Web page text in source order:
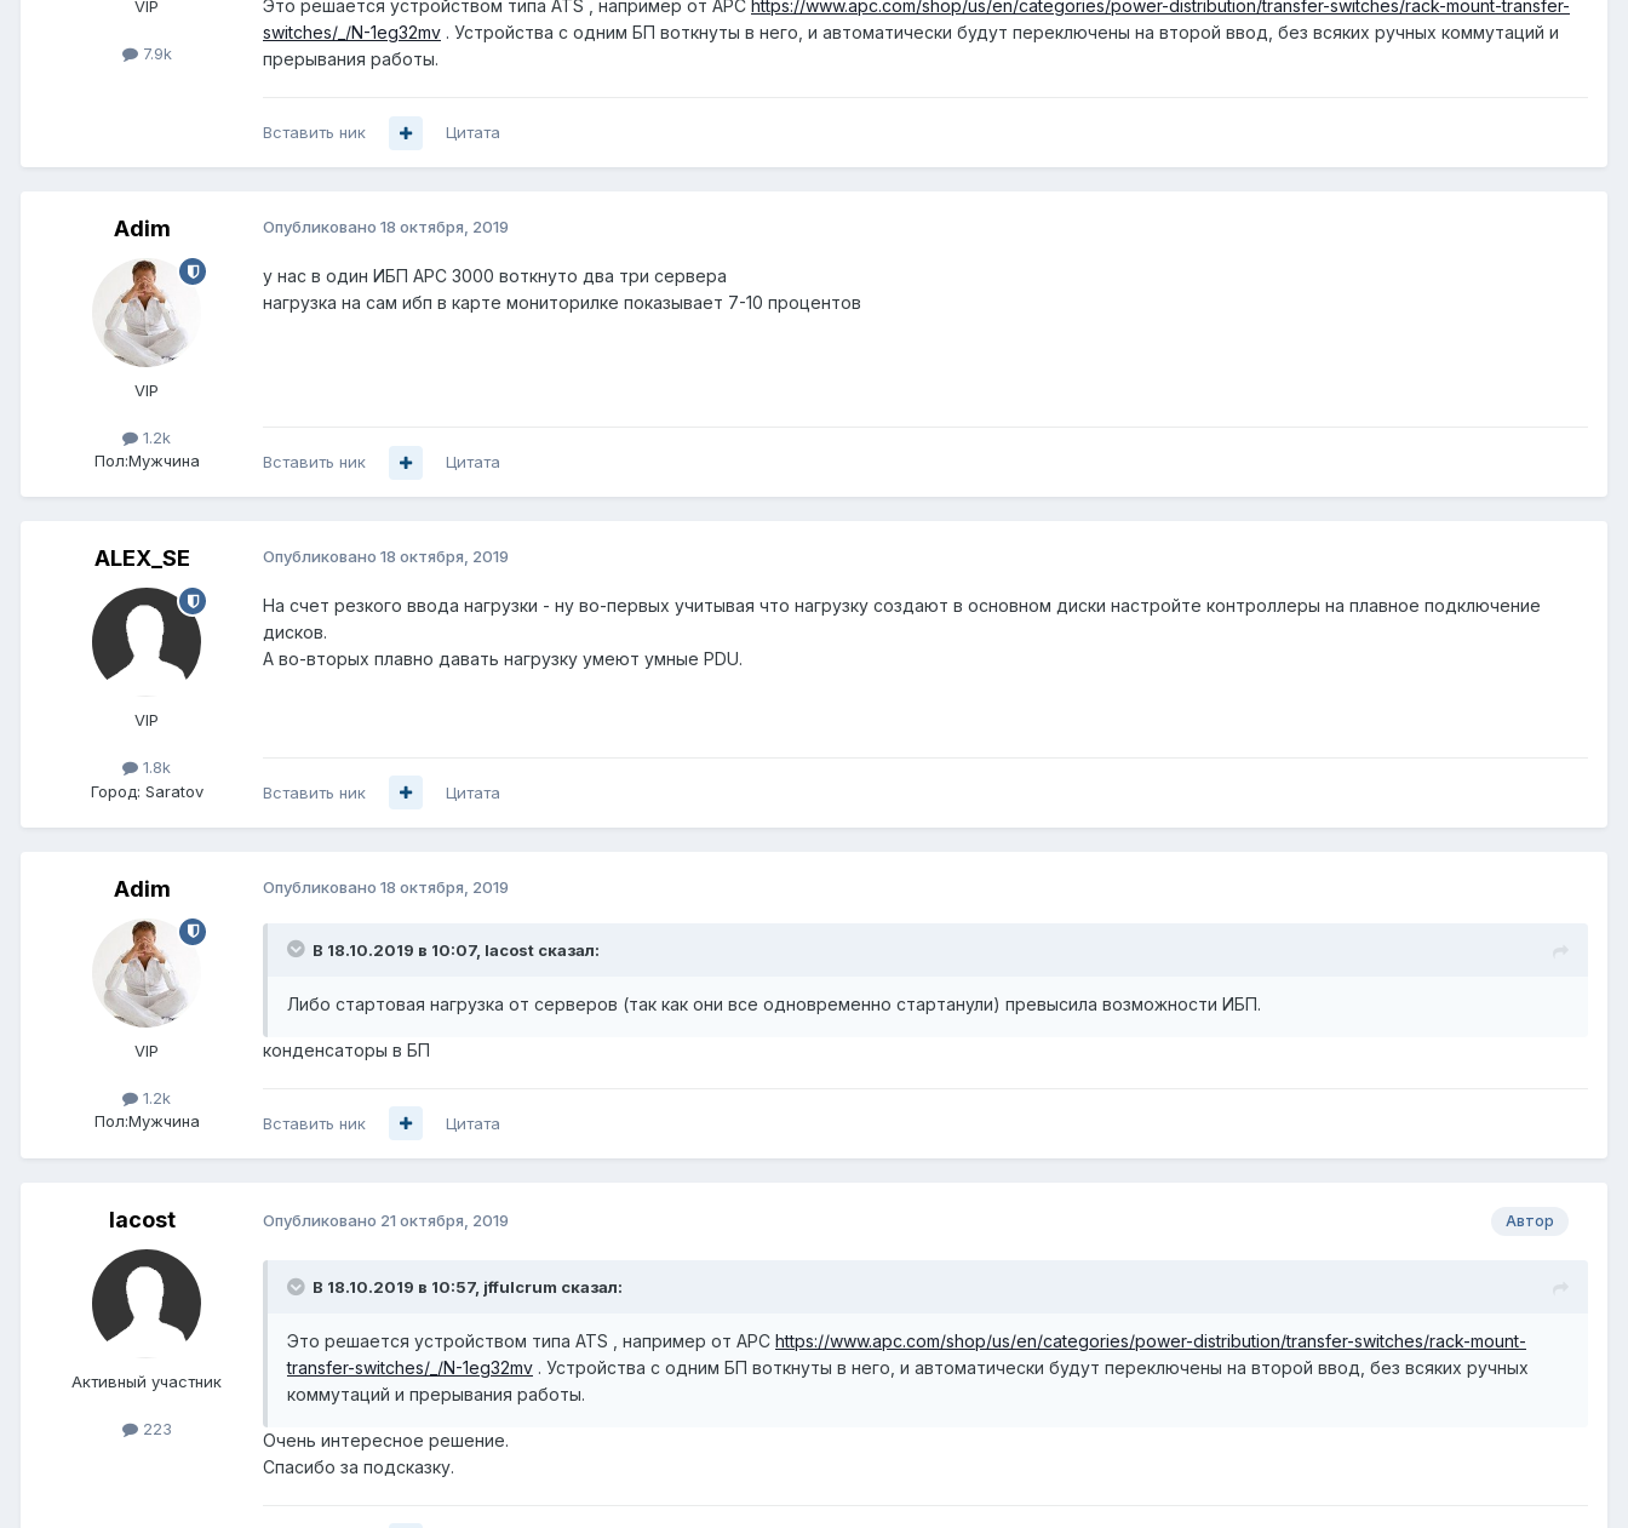
VIP
7.9k
Это решается устройством типа ATS , например от APC https://www.apc.com/shop/us/en/categories/power-distribution/transfer-switches/rack-mount-transfer-
switches/_/N-1eg32mv . Устройства с одним БП воткнуты в него, и автоматически будут переключены на второй ввод, без всяких ручных коммутаций и
прерывания работы.
Вставить ник Цитата
Adim
VIP
1.2k
Пол:Мужчина
Опубликовано 18 октября, 2019
у нас в один ИБП APС 3000 воткнуто два три сервера
нагрузка на сам ибп в карте мониторилке показывает 7-10 процентов
Вставить ник Цитата
ALEX_SE
VIP
1.8k
Город: Saratov
Опубликовано 18 октября, 2019
На счет резкого ввода нагрузки - ну во-первых учитывая что нагрузку создают в основном диски настройте контроллеры на плавное подключение
дисков.
А во-вторых плавно давать нагрузку умеют умные PDU.
Вставить ник Цитата
Adim
VIP
1.2k
Пол:Мужчина
Опубликовано 18 октября, 2019
В 18.10.2019 в 10:07, lacost сказал:
Либо стартовая нагрузка от серверов (так как они все одновременно стартанули) превысила возможности ИБП.
конденсаторы в БП
Вставить ник Цитата
lacost
Активный участник
223
Автор
Опубликовано 21 октября, 2019
В 18.10.2019 в 10:57, jffulcrum сказал:
Это решается устройством типа ATS , например от APC https://www.apc.com/shop/us/en/categories/power-distribution/transfer-switches/rack-mount-
transfer-switches/_/N-1eg32mv . Устройства с одним БП воткнуты в него, и автоматически будут переключены на второй ввод, без всяких ручных
коммутаций и прерывания работы.
Очень интересное решение.
Спасибо за подсказку.